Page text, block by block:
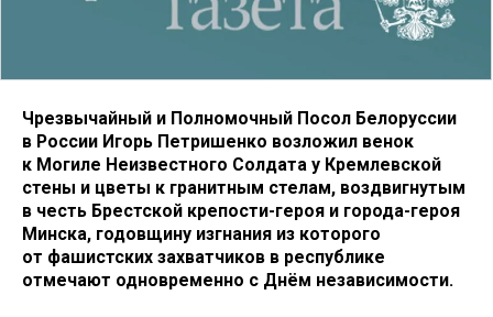
Чрезвычайный и Полномочный Посол Белоруссии
в России Игорь Петришенко возложил венок
к Могиле Неизвестного Солдата у Кремлевской
стены и цветы к гранитным стелам, воздвигнутым
в честь Брестской крепости-героя и города-героя
Минска, годовщину изгнания из которого
от фашистских захватчиков в республике
отмечают одновременно с Днём независимости.